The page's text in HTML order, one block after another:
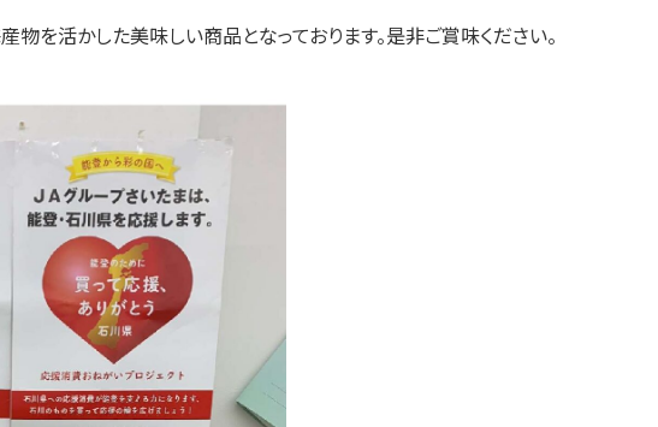
物を活かした美味しい商品となっております。是非ご賞味ください。